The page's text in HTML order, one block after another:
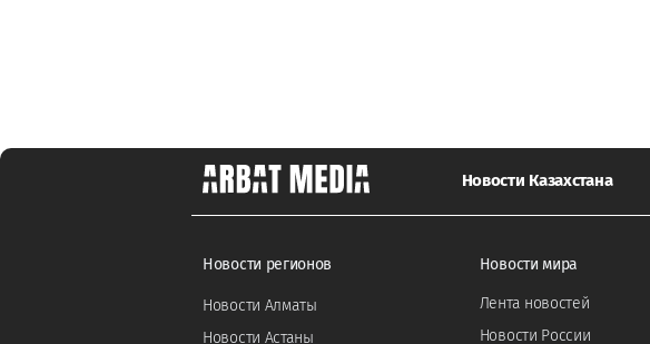
Новости Казахстана
Новости регионов
Новости Алматы
Новости Астаны
Новости мира
Лента новостей
Новости России